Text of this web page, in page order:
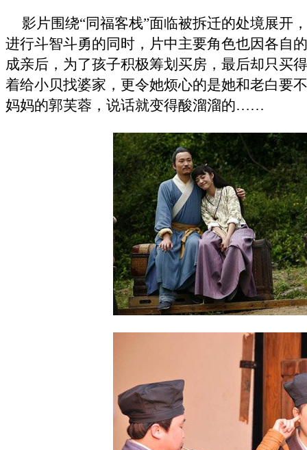
影片围绕“同福客栈”面临被拆迁的处境展开
进行斗智斗勇的同时，片中主要角色也因各自
成亲后，为了孩子积极筹划买房，最后却只买
着给小贝找婆家，更令她烦心的是她和老白要
妈妈的郭芙蓉，说话就变得酸溜溜的……